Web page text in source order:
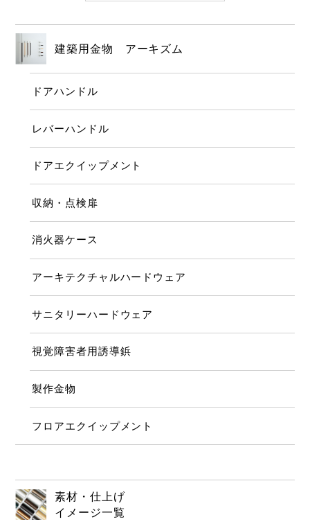
建築用金物 アーキズム
ドアハンドル
レバーハンドル
ドアエクイップメント
収納・点検扉
消火器ケース
アーキテクチャルハードウェア
サニタリーハードウェア
視覚障害者用誘導鋲
製作金物
フロアエクイップメント
素材・仕上げ
イメージ一覧